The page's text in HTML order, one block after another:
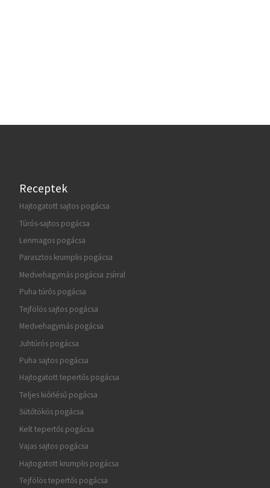
Receptek
Hajtogatott sajtos pogácsa
Túrós-sajtos pogácsa
Lenmagos pogácsa
Parasztos krumplis pogácsa
Medvehagymás pogácsa zsírral
Puha túrós pogácsa
Tejfölös sajtos pogácsa
Medvehagymás pogácsa
Juhtúrós pogácsa
Puha sajtos pogácsa
Hajtogatott tepertős pogácsa
Teljes kiőrlésű pogácsa
Sütőtökös pogácsa
Kelt tepertős pogácsa
Vajas sajtos pogácsa
Hajtogatott krumplis pogácsa
Tejfölös tepertős pogácsa